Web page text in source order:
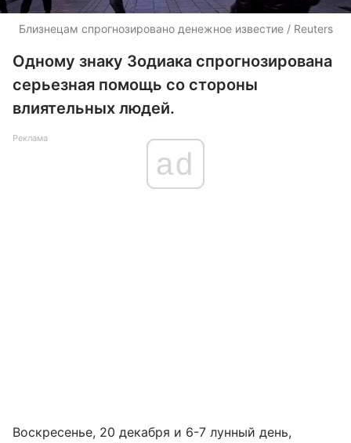
Близнецам спрогнозировано денежное известие / Reuters
Одному знаку Зодиака спрогнозирована
серьезная помощь со стороны
влиятельных людей.
Реклама
ad
Воскресенье, 20 декабря и 6-7 лунный день,